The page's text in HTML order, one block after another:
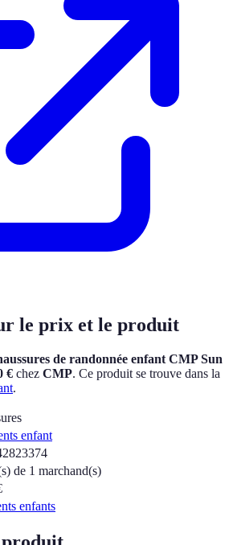
le prix et le produit
de randonnée enfant CMP Sun
€ chez CMP. Ce produit se trouve dans la
.
enfant
de 1 marchand(s)
enfants